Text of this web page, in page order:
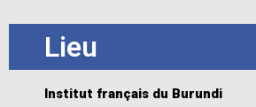
Lieu
Institut français du Burundi